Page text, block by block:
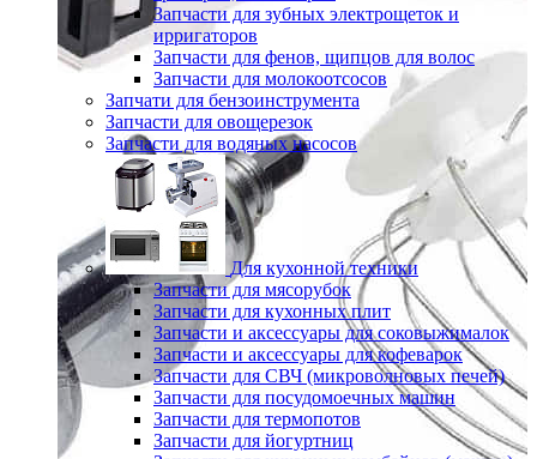
Запчасти для зубных электрощеток и
ирригаторов
Запчасти для фенов, щипцов для волос
Запчасти для молокоотсосов
Запчати для бензоинструмента
Запчасти для овощерезок
Запчасти для водяных насосов
Для кухонной техники
Запчасти для мясорубок
Запчасти для кухонных плит
Запчасти и аксессуары для соковыжималок
Запчасти и аксессуары для кофеварок
Запчасти для СВЧ (микроволновых печей)
Запчасти для посудомоечных машин
Запчасти для термопотов
Запчасти для йогуртниц